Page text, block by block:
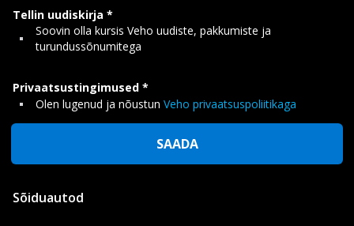
Tellin uudiskirja
Soovin olla kursis Veho uudiste, pakkumiste ja
turundussõnumitega
Privaatsustingimused
Olen lugenud ja nõustun Veho privaatsuspoliitikaga
SAADA
Sõiduautod